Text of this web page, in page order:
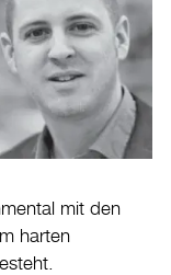
mit den
harten